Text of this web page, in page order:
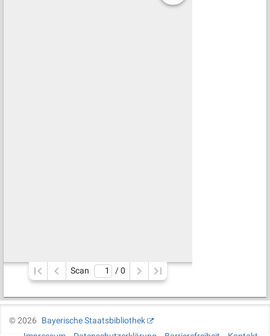
Scan / 0
©2026
Bayerische Staatsbibliothek